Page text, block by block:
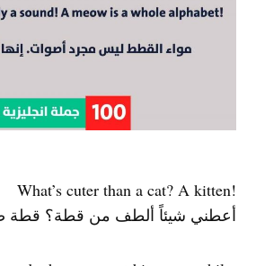
!What’s cuter than a cat? A kitten
أعطني شيئاً ألطف من قطة؟ قطة